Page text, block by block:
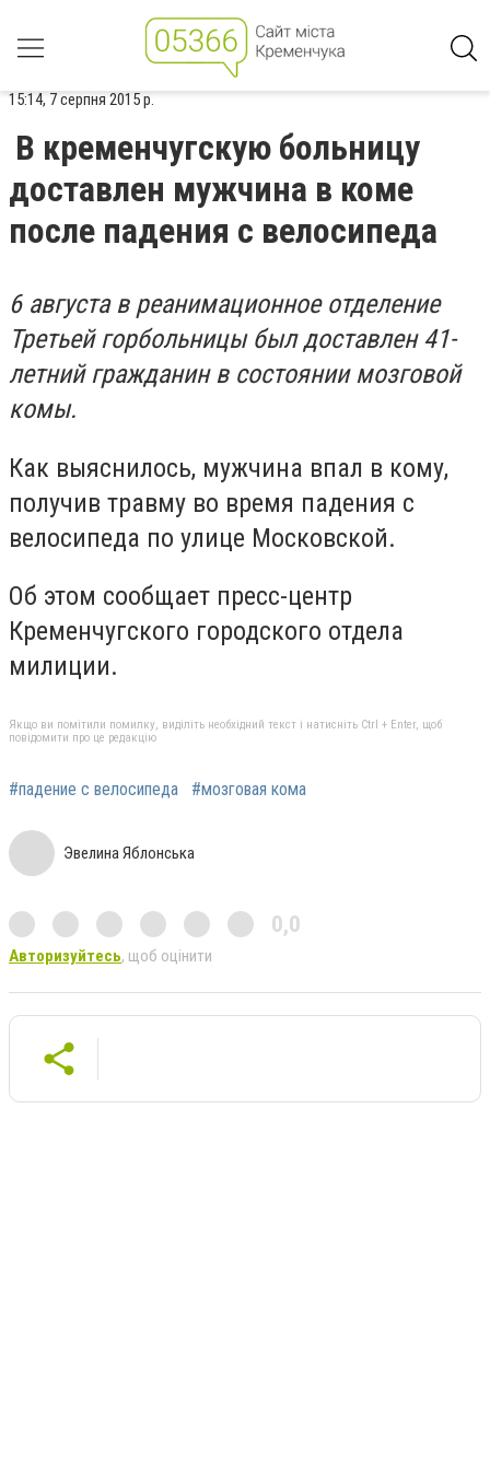
15:14, 7 серпня 2015 р.
В кременчугскую больницу
доставлен мужчина в коме
после падения с велосипеда
6 августа в реанимационное отделение
Третьей горбольницы был доставлен 41-
летний гражданин в состоянии мозговой
комы.
Как выяснилось, мужчина впал в кому,
получив травму во время падения с
велосипеда по улице Московской.
Об этом сообщает пресс-центр
Кременчугского городского отдела
милиции.
Якщо ви помітили помилку, виділіть необхідний текст і натисніть Ctrl + Enter, щоб
повідомити про це редакцію
#падение с велосипеда #мозговая кома
Эвелина Яблонська
0,0
Авторизуйтесь, щоб оцінити